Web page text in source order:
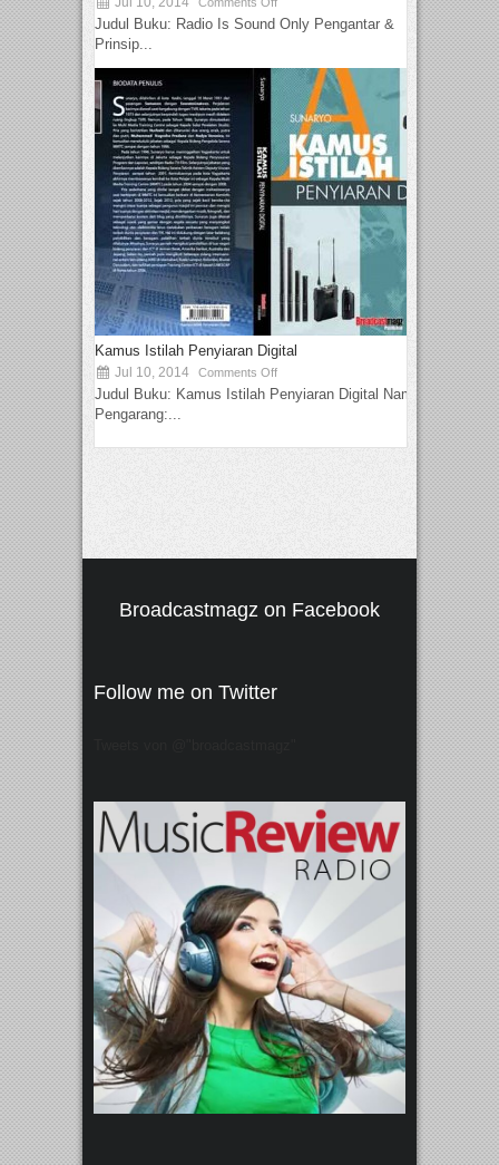
Judul Buku: Radio Is Sound Only Pengantar &
Prinsip...
Kamus Istilah Penyiaran Digital
Jul 10, 2014 Comments Off
Judul Buku: Kamus Istilah Penyiaran Digital Nama
Pengarang:...
Broadcastmagz on Facebook
Follow me on Twitter